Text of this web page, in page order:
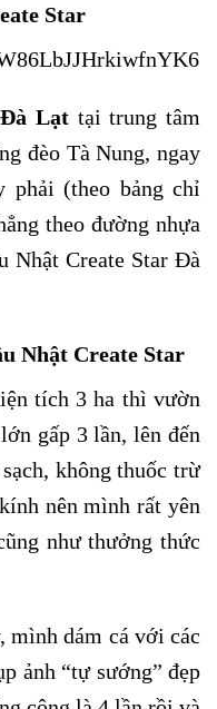
Star
Đà Lạt tại trung tâm
đèo Tà Nung, ngay
phải (theo bảng chỉ
theo đường nhựa
Nhật Create Star Đà
Nhật Create Star
tích 3 ha thì vườn
gấp 3 lần, lên đến
không thuốc trừ
nên mình rất yên
như thưởng thức
mình dám cá với các
ảnh “tự sướng” đẹp